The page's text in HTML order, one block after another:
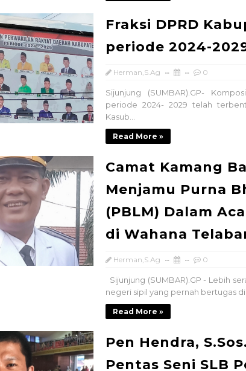
Fraksi DPRD
periode 2024-
Herman,S.Ag 0
Sijunjung (SUMBAR).GP-
periode 2024- 2029 telah
Kasub...
Read More »
Camat Kamang
Menjamu Purna
(PBLM) Dalam
di Wahana
Herman,S.Ag 0
Sijunjung (SUMBAR).GP - Lebih
negeri sipil yang pernah bertugas di
Read More »
Pen Hendra,
Pentas Seni SLB